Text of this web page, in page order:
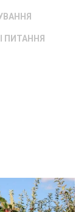
ПИТАННЯ